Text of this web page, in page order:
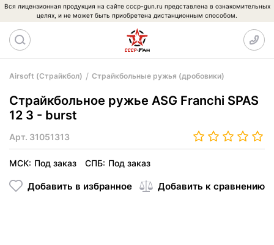
Вся лицензионная продукция на сайте cccp-gun.ru представлена в ознакомительных
целях, и не может быть приобретена дистанционным способом.
Airsoft (Страйкбол) Страйкбольные ружья (дробовики)
Страйкбольное ружье ASG Franchi SPAS
12 3 - burst
Арт. 31051313
МСК: Под заказ СПБ: Под заказ
Добавить в избранное Добавить к сравнению